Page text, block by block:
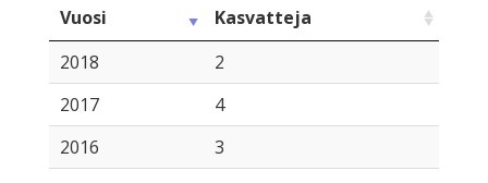
Vuosi
Kasvatteja
2018
2
2017
4
2016
3